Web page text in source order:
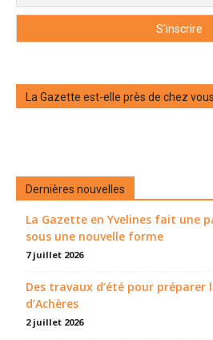
La Gazette est-elle près de chez
Dernières nouvelles
La Gazette en Yvelines fait une
sous une nouvelle forme
7 juillet 2026
Des travaux d’été pour
d’Achères
2 juillet 2026